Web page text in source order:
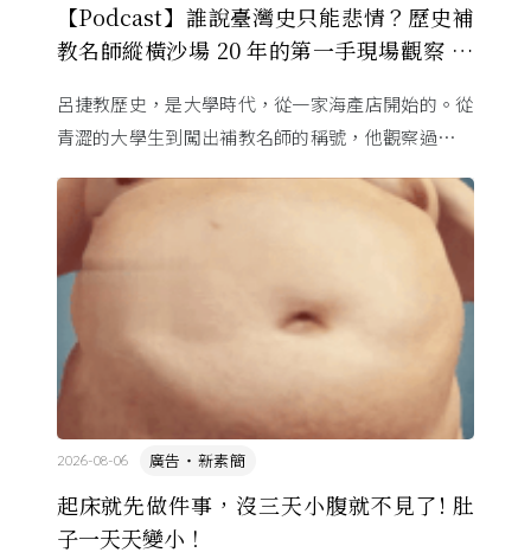
【Podcast】誰說臺灣史只能悲情？歷史補
教名師縱橫沙場 20 年的第一手現場觀察 ft.
呂捷教歷史，是大學時代，從一家海產店開始的。從
青澀的大學生到闖出補教名師的稱號，他觀察過幾十
裡幾乎沒有臺灣史，一路 ...
起床就先做件事，沒三天小腹就不見了! 肚
子一天天變小！
廣告・新素簡
2026-08-06